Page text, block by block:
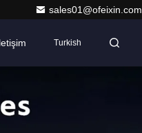
sales01@ofeixin.com
Turkish